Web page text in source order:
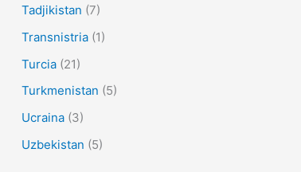
Tadjikistan (7)
Transnistria(1)
Turcia(21)
Turkmenistan (5)
Ucraina(3)
Uzbekistan (5)